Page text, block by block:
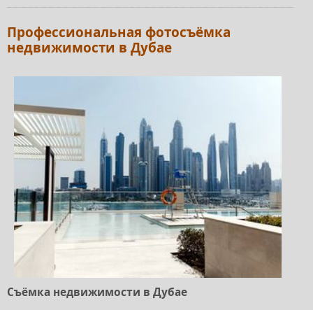
Профессиональная фотосъёмка
недвижимости в Дубае
Съёмка недвижимости в Дубае